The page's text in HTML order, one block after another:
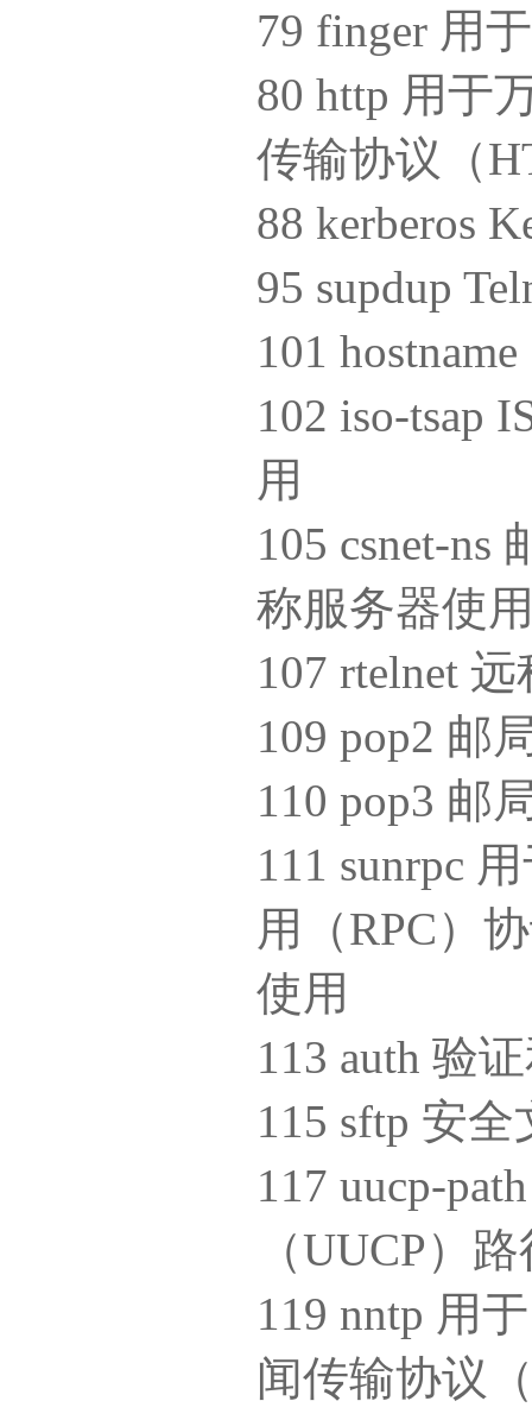
79 finger 用
80 http 用于
传输协议（
88 kerberos
95 supdup
101
102 iso-tsap
用
105 csnet-ns
称服务器使
107 rtelnet
109 pop2 邮
110 pop3 邮
111 sunrpc
用（RPC）
使用
113 auth 验
115 sftp 安
117 uucp-
（UUCP）
119 nntp 用
闻传输协议